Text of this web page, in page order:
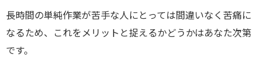
長時間の単純作業が苦手な人にとっては間違いなく苦痛に
なるため、これをメリットと捉えるかどうかはあなた次第
です。